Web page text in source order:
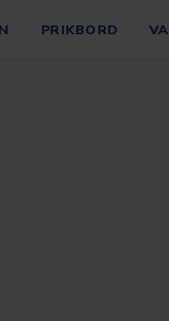
PRIKBORD